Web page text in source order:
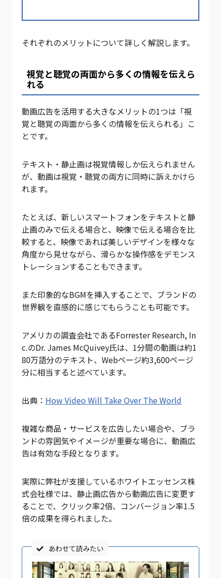
それぞれのメリットについて詳しく解説します。
視覚と聴覚の両面から多くの情報を伝えら
れる
動画広告を活用する大きなメリットの1つは「視
覚と聴覚の両面から多くの情報を伝えられる」こ
とです。
テキスト・静止画は視覚情報しか伝えられません
が、動画は視覚・聴覚の両方に同時に訴えかけら
れます。
たとえば、新しいスマートフォンをテキストと静
止画のみで伝える場合と、映像で伝える場合を比
較すると、映像であれば美しいデザインを様々な
角度から見せながら、滑らかな操作感をデモンス
トレーションすることもできます。
また印象的なBGMを挿入することで、ブランドの
世界観を直感的に感じてもらうことも可能です。
アメリカの調査会社であるForrester Research, In
c.のDr. James McQuivey氏は、1分間の動画は約1
80万語分のテキスト、Webページ約3,600ページ
分に相当すると述べています。
出典： How Video Will Take Over The World
複雑な商品・サービスを広告したい場合や、ブラ
ンドの雰囲気やイメージが重要な場合に、動画広
告は有効な手段となります。
実際に弊社が支援しているホワイトエッセンス株
式会社様では、静止画広告から動画広告に変更す
ることで、クリック率2倍、コンバージョン率1.5
倍の成果を得られました。
あわせて読みたい